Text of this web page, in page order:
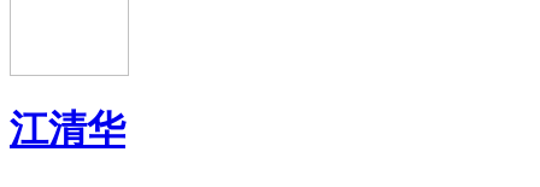
江清华